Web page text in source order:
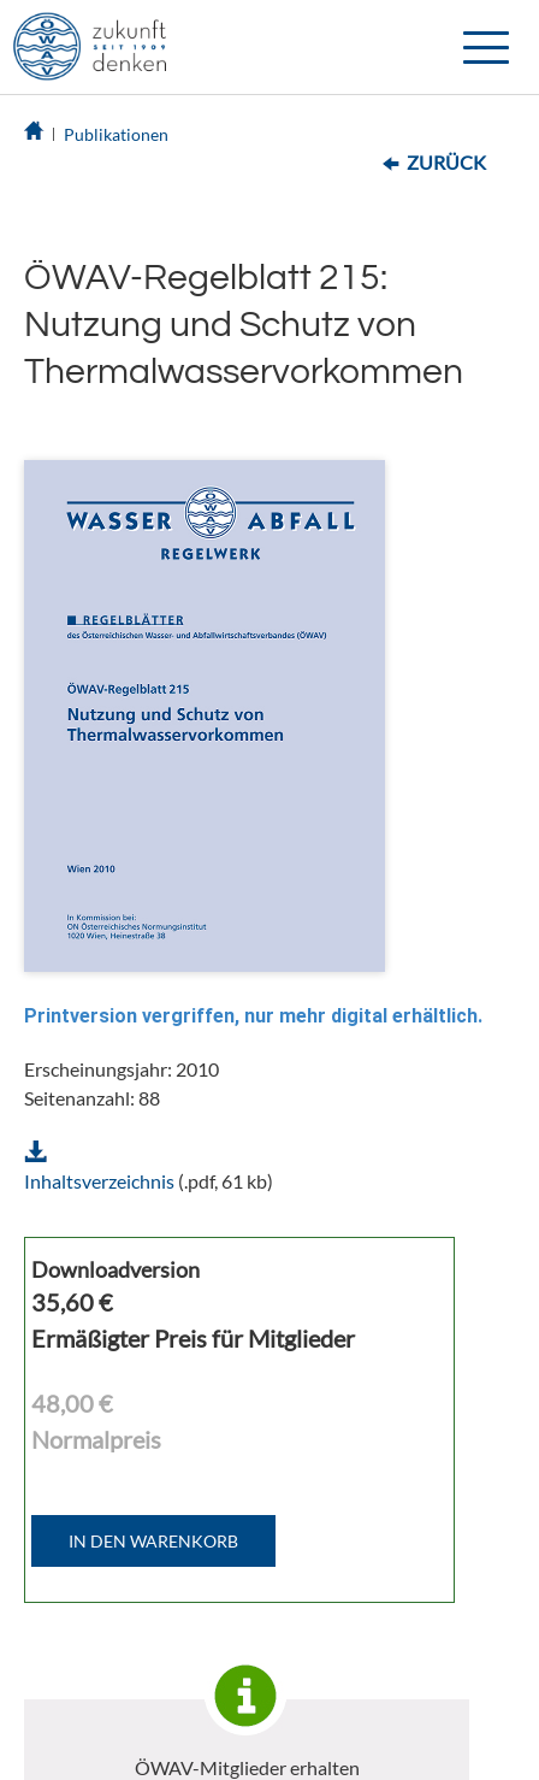
Toggle
Publikationen
ZURÜCK
ÖWAV-Regelblatt 215:
Nutzung und Schutz von
Thermalwasservorkommen
Printversion vergriffen, nur mehr digital erhältlich.
Erscheinungsjahr: 2010
Seitenanzahl: 88
Inhaltsverzeichnis (.pdf, 61 kb)
Downloadversion
35,60€
Ermäßigter Preis für Mitglieder
48,00 €
Normalpreis
IN DEN WARENKORB
ÖWAV-Mitglieder erhalten